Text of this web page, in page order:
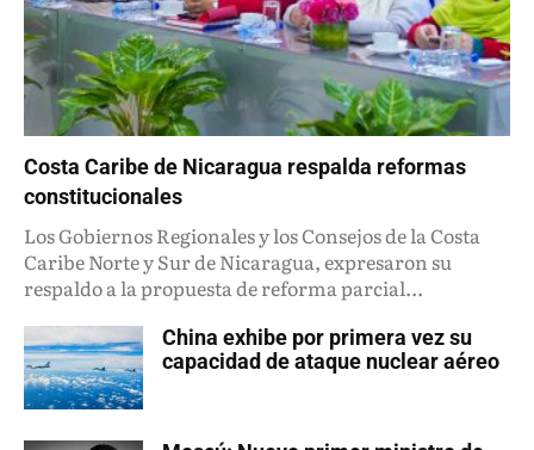
Costa Caribe de Nicaragua respalda reformas
constitucionales
Los Gobiernos Regionales y los Consejos de la Costa
Caribe Norte y Sur de Nicaragua, expresaron su
respaldo a la propuesta de reforma parcial...
China exhibe por primera vez su
capacidad de ataque nuclear aéreo